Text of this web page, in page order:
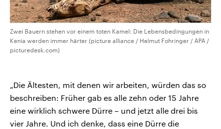
Zwei Bauern stehen vor einem toten Kamel: Die Lebensbedingungen in
Kenia werden immer härter (picture alliance / Helmut Fohringer / APA /
picturedesk.com)
„Die Ältesten, mit denen wir arbeiten, würden das so
beschreiben: Früher gab es alle zehn oder 15 Jahre
eine wirklich schwere Dürre – und jetzt alle drei bis
vier Jahre. Und ich denke, dass eine Dürre die